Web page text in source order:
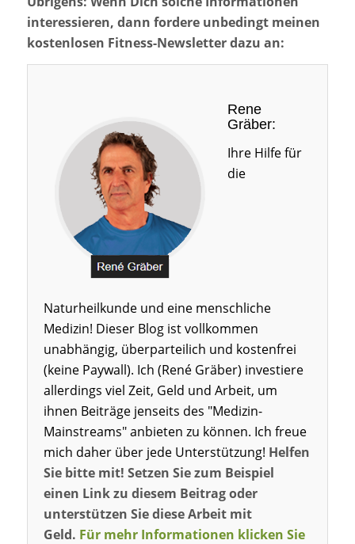
interessieren, dann fordere unbedingt meinen
kostenlosen Fitness-Newsletter dazu an:
Rene
Gräber:
Ihre Hilfe für
die
Naturheilkunde und eine menschliche
Medizin! Dieser Blog ist vollkommen
unabhängig, überparteilich und kostenfrei
(keine Paywall). Ich (René Gräber) investiere
allerdings viel Zeit, Geld und Arbeit, um
ihnen Beiträge jenseits des "Medizin-
Mainstreams" anbieten zu können. Ich freue
mich daher über jede Unterstützung! Helfen
Sie bitte mit! Setzen Sie zum Beispiel
einen Link zu diesem Beitrag oder
unterstützen Sie diese Arbeit mit
Geld. Für mehr Informationen klicken Sie